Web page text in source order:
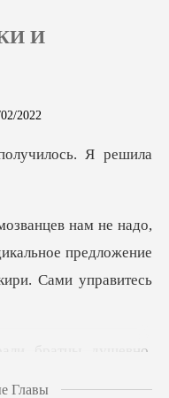
И
2022
предложение
ушевно.
Главы